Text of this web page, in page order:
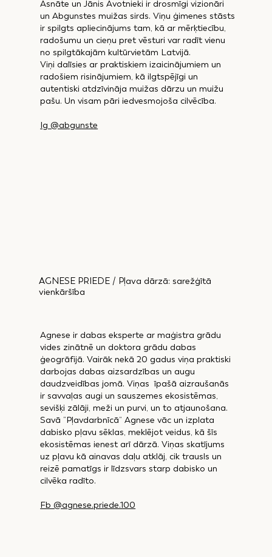
Asnāte un Jānis Avotnieki ir drosmīgi vizionāri
un Abgunstes muižas sirds. Viņu ģimenes stāsts
ir spilgts apliecinājums tam, kā ar mērķtiecību,
radošumu un cieņu pret vēsturi var radīt vienu
no spilgtākajām kultūrvietām Latvijā.
Viņi dalīsies ar praktiskiem izaicinājumiem un
radošiem risinājumiem, kā ilgtspējīgi un
autentiski atdzīvināja muižas dārzu un muižu
pašu. Un visam pāri iedvesmojoša cilvēcība.
Ig @abgunste
AGNESE PRIEDE / Pļava dārzā: sarežģītā
vienkāršība
Agnese ir dabas eksperte ar maģistra grādu
vides zinātnē un doktora grādu dabas
ģeogrāfijā. Vairāk nekā 20 gadus viņa praktiski
darbojas dabas aizsardzības un augu
daudzveidības jomā. Viņas īpašā aizraušanās
ir savvaļas augi un sauszemes ekosistēmas,
sevišķi zālāji, meži un purvi, un to atjaunošana.
Savā “Pļavdarbnīcā” Agnese vāc un izplata
dabisko pļavu sēklas, meklējot veidus, kā šīs
ekosistēmas ienest arī dārzā. Viņas skatījums
uz pļavu kā ainavas daļu atklāj, cik trausls un
reizē pamatīgs ir līdzsvars starp dabisko un
cilvēka radīto.
Fb @agnese.priede.100